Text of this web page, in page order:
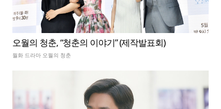
오월의 청춘, “청춘의 이야기” (제작발표회)
월화 드라마 오월의 청춘